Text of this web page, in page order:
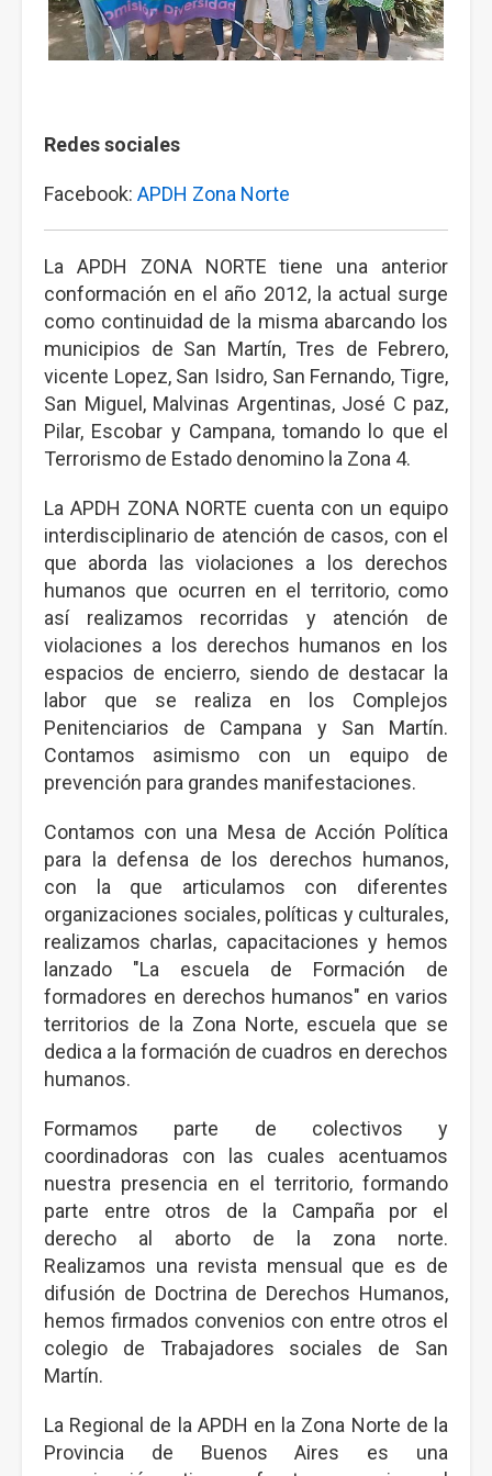
Redes sociales
Facebook: APDH Zona Norte
La APDH ZONA NORTE tiene una anterior
conformación en el año 2012, la actual surge
como continuidad de la misma abarcando los
municipios de San Martín, Tres de Febrero,
vicente Lopez, San Isidro, San Fernando, Tigre,
San Miguel, Malvinas Argentinas, José C paz,
Pilar, Escobar y Campana, tomando lo que el
Terrorismo de Estado denomino la Zona 4.
La APDH ZONA NORTE cuenta con un equipo
interdisciplinario de atención de casos, con el
que aborda las violaciones a los derechos
humanos que ocurren en el territorio, como
así realizamos recorridas y atención de
violaciones a los derechos humanos en los
espacios de encierro, siendo de destacar la
labor que se realiza en los Complejos
Penitenciarios de Campana y San Martín.
Contamos asimismo con un equipo de
prevención para grandes manifestaciones.
Contamos con una Mesa de Acción Política
para la defensa de los derechos humanos,
con la que articulamos con diferentes
organizaciones sociales, políticas y culturales,
realizamos charlas, capacitaciones y hemos
lanzado "La escuela de Formación de
formadores en derechos humanos" en varios
territorios de la Zona Norte, escuela que se
dedica a la formación de cuadros en derechos
humanos.
Formamos parte de colectivos y
coordinadoras con las cuales acentuamos
nuestra presencia en el territorio, formando
parte entre otros de la Campaña por el
derecho al aborto de la zona norte.
Realizamos una revista mensual que es de
difusión de Doctrina de Derechos Humanos,
hemos firmados convenios con entre otros el
colegio de Trabajadores sociales de San
Martín.
La Regional de la APDH en la Zona Norte de la
Provincia de Buenos Aires es una